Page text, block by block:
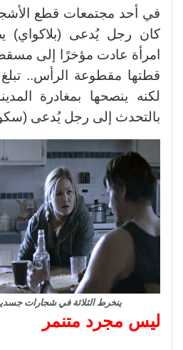
في أحد مجتمعات قطع
كان رجل يُدعى (بلاكواي)
امرأة عادت مؤخرًا إلى
قطتها مقطوعة الرأس.. تبلغ
لكنه ينصحها بمغادرة
بالتحدث إلى رجل يُدعى
ينخرط الثلاثة في شجارات
ليس مجرد متنمر